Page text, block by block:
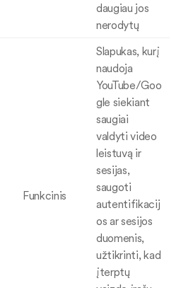
daugiau jos
nerodytų
Funkcinis
Slapukas, kurį
naudoja
YouTube/Goo
gle siekiant
saugiai
valdyti video
leistuvą ir
sesijas,
saugoti
autentifikacij
os ar sesijos
duomenis,
užtikrinti, kad
įterptų